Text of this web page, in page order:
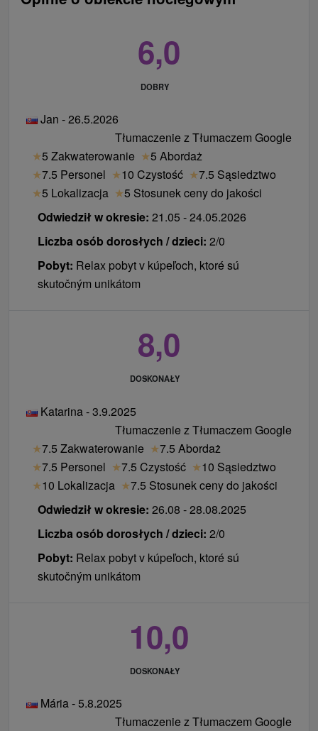
Miejskiej Rady Číž 1 € / osoba / noc
dopłaty jednorazowa za zmianę zakwaterowania
w czasie pobytu 11 € / pobyt
obiad 15 € / dorosły, 10 € / dziecko 3 - 12 lat
dopłata za żywność bezglutenową i bezmleczną
2,50 € / porcję (w przypadku obu rodzajów diet
specjalnych oba dodatki wypłacane są
jednocześnie)
usługi dodatkowe (obszar hipopotamów, wodny
świat, wypożyczalnia boisk i sprzętu sportowego)
6,0
DOBRY
Jan - 26.5.2026
Tłumaczenie z Tłumaczem Google
★5 Zakwaterowanie ★5 Abordaż
★7.5 Personel ★10 Czystość ★7.5 Sąsiedztwo
★5 Lokalizacja ★5 Stosunek ceny do jakości
Odwiedził w okresie: 21.05 - 24.05.2026
Liczba osób dorosłych / dzieci: 2/0
Pobyt: Relax pobyt v kúpeľoch, ktoré sú
skutočným unikátom
8,0
DOSKONAŁY
Katarina - 3.9.2025
Tłumaczenie z Tłumaczem Google
★7.5 Zakwaterowanie ★7.5 Abordaż
★7.5 Personel ★7.5 Czystość ★10 Sąsiedztwo
★10 Lokalizacja ★7.5 Stosunek ceny do jakości
Odwiedził w okresie: 26.08 - 28.08.2025
Liczba osób dorosłych / dzieci: 2/0
Pobyt: Relax pobyt v kúpeľoch, ktoré sú
skutočným unikátom
10,0
DOSKONAŁY
Mária - 5.8.2025
Tłumaczenie z Tłumaczem Google